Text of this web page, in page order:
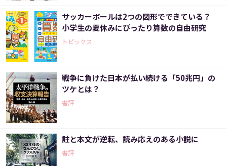
サッカーボールは2つの図形でできている？
小学生の夏休みにぴったり算数の自由研究
トピックス
戦争に負けた日本が払い続ける「50兆円」の
ツケとは？
書評
註と本文が逆転、読み応えのある小説に
書評